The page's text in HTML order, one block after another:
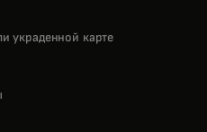
украденной карте